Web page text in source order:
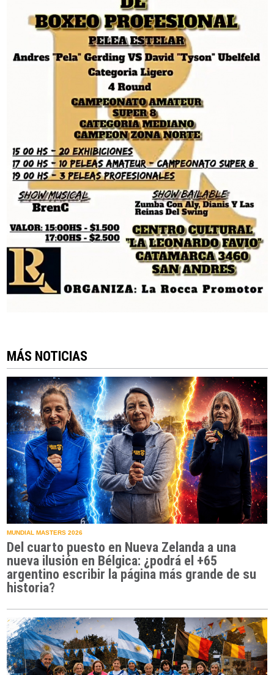
MÁS NOTICIAS
MUNDIAL MASTERS 2026
Del cuarto puesto en Nueva Zelanda a una
nueva ilusión en Bélgica: ¿podrá el +65
argentino escribir la página más grande de su
historia?